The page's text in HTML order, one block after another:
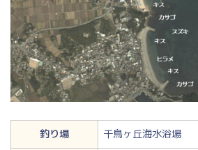
釣り場
千鳥ヶ丘海水浴場